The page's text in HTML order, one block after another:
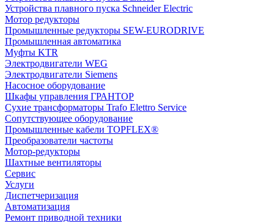
Устройства плавного пуска Schneider Electric
Мотор редукторы
Промышленные редукторы SEW-EURODRIVE
Промышленная автоматика
Муфты KTR
Электродвигатели WEG
Электродвигатели Siemens
Насосное оборудование
Шкафы управления ГРАНТОР
Сухие трансформаторы Trafo Elettro Service
Сопутствующее оборудование
Промышленные кабели TOPFLEX®
Преобразователи частоты
Мотор-редукторы
Шахтные вентиляторы
Сервис
Услуги
Диспетчеризация
Автоматизация
Ремонт приводной техники